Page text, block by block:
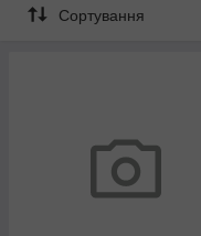
Сортування